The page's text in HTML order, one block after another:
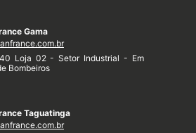
Gama
Loja 02 - Setor Industrial - Em
Bombeiros
Taguatinga